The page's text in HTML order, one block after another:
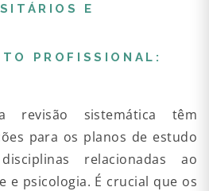
E
PROFISSIONAL:
revisão sistemática têm
para os planos de estudo
relacionadas ao
e psicologia. É crucial que os